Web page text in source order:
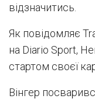
відзначитись.
Як повідомляє
на Diario Sport,
стартом своєї
Вінгер